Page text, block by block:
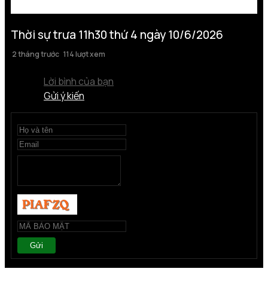
Thời sự trưa 11h30 thứ 4 ngày 10/6/2026
2 tháng trước 114 lượt xem
Lời bình của bạn
Gửi ý kiến
Gửi